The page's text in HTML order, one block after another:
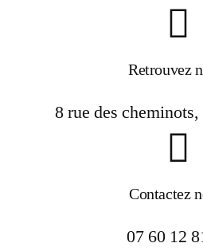
Retrouvez
8 rue des
Contactez
07 60 12